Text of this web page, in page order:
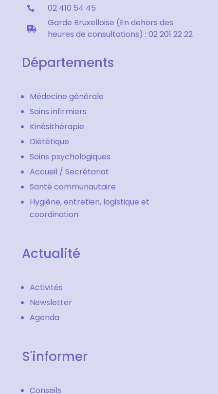
 02 410 54 45

Garde Bruxelloise (En dehors des
heures de consultations) : 02 201 22 22
Départements
Médecine générale
Soins infirmiers
Kinésithérapie
Diététique
Soins psychologiques
Accueil / Secrétariat
Santé communautaire
Hygiène, entretien, logistique et
coordination
Actualité
Activités
Newsletter
Agenda
S'informer
Conseils